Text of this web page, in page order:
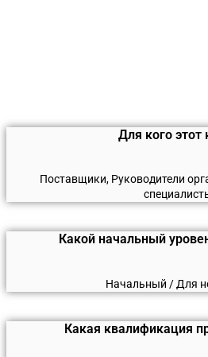
Для кого этот
Поставщики, Руководители
Какой начальный
Начальный / Для
Какая квалификация